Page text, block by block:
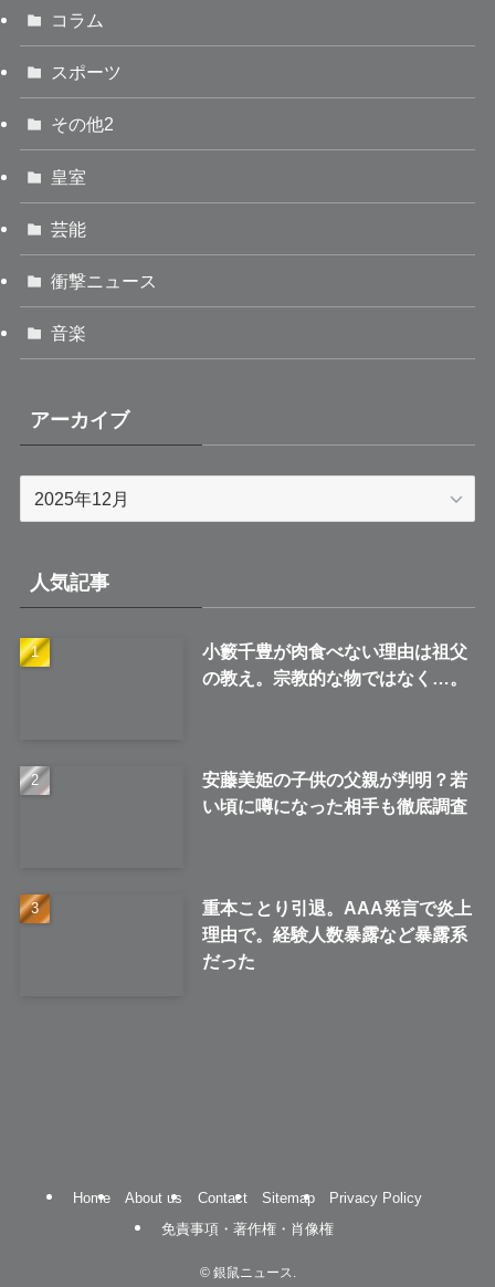
コラム
スポーツ
その他2
皇室
芸能
衝撃ニュース
音楽
アーカイブ
ブ
人気記事
小籔千豊が肉食べない理由は祖父
の教え。宗教的な物ではなく…。
安藤美姫の子供の父親が判明？若
い頃に噂になった相手も徹底調査
重本ことり引退。AAA発言で炎上
理由で。経験人数暴露など暴露系
だった
Home About us Contact Sitemap
Privacy Policy
免責事項・著作権・肖像権
©銀鼠ニュース.